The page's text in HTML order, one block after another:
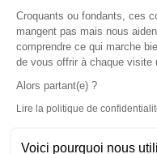
Plateforme de
Croquants ou fondants, ces
mangent pas mais nous
comprendre ce qui marche
de vous offrir à chaque visite
Alors partant(e) ?
Lire la politique de
Voici pourquoi nous
À associer les yeux